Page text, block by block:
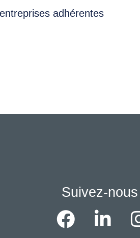
adhérentes
Suivez-nous